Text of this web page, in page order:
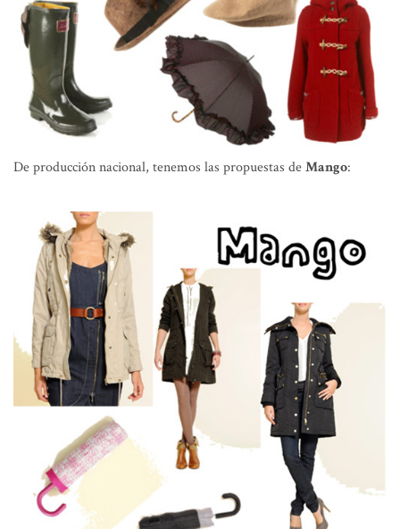
De producción nacional, tenemos las propuestas deMango: